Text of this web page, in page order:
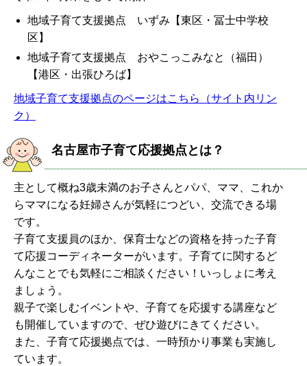
地域子育て支援拠点 いずみ【東区・冨士中学校
区】
地域子育て支援拠点 おやこっこみなと（福田）
【港区・出張ひろば】
地域子育て支援拠点のページはこちら（サイト内リン
ク）
名古屋市子育て応援拠点とは？
主として概ね3歳未満のお子さんとパパ、ママ、これか
らママになる妊婦さんが気軽につどい、交流できる場
です。
子育て支援員のほか、保育士などの資格を持った子育
て応援コーディネーターがいます。子育てに関するど
んなことでも気軽にご相談ください！いっしょに考え
ましょう。
親子で楽しむイベントや、子育てを応援する講座など
も開催していますので、ぜひ遊びにきてください。
また、子育て応援拠点では、一時預かり事業も実施し
ています。